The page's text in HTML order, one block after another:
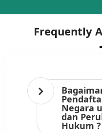
Frequently
Negara
dan
Hukum ?